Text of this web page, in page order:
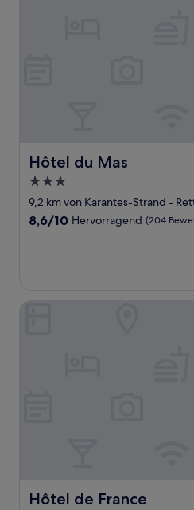
Hôtel du Mas
Hôtel du Mas
3.0-
Sterne-
Unterkunft
9,2 km von Karantes-Strand -
8.6
8,6/10 Hervorragend (204
Hôtel de France
Hôtel de France